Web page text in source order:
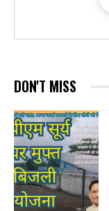
DON'T MISS